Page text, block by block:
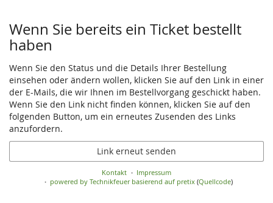
Wenn Sie bereits ein Ticket bestellt
haben
Wenn Sie den Status und die Details Ihrer Bestellung
einsehen oder ändern wollen, klicken Sie auf den Link in einer
der E-Mails, die wir Ihnen im Bestellvorgang geschickt haben.
Wenn Sie den Link nicht finden können, klicken Sie auf den
folgenden Button, um ein erneutes Zusenden des Links
anzufordern.
Link erneut senden
Kontakt
Impressum
powered by Technikfeuer basierend auf pretix (Quellcode)